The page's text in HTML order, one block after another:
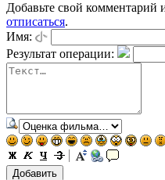
Добавьте свой комментарий
отписаться.
Имя:
Результат операции: